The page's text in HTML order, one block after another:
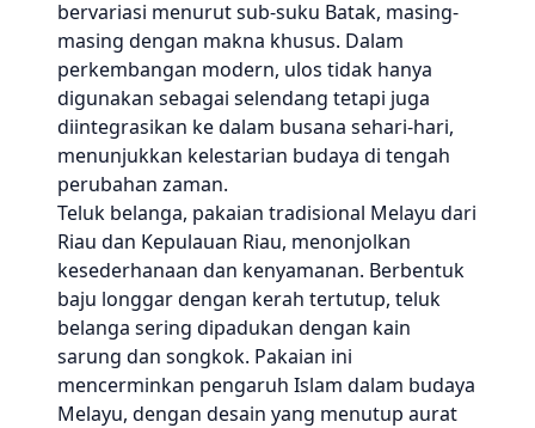
bervariasi menurut sub-suku Batak, masing-
masing dengan makna khusus. Dalam
perkembangan modern, ulos tidak hanya
digunakan sebagai selendang tetapi juga
diintegrasikan ke dalam busana sehari-hari,
menunjukkan kelestarian budaya di tengah
perubahan zaman.
Teluk belanga, pakaian tradisional Melayu dari
Riau dan Kepulauan Riau, menonjolkan
kesederhanaan dan kenyamanan. Berbentuk
baju longgar dengan kerah tertutup, teluk
belanga sering dipadukan dengan kain
sarung dan songkok. Pakaian ini
mencerminkan pengaruh Islam dalam budaya
Melayu, dengan desain yang menutup aurat